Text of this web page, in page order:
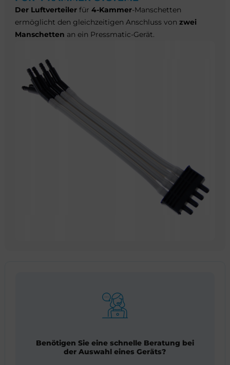
Der Luftverteilerfür 4-Kammer-Manschetten
ermöglicht den gleichzeitigen Anschluss von zwei
Manschetten an ein Pressmatic-Gerät.
Benötigen Sie eine schnelle Beratung bei
der Auswahl eines Geräts?